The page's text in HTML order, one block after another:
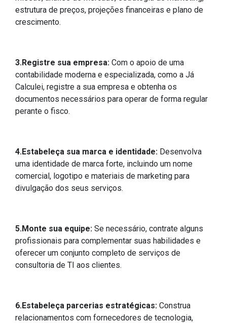
estrutura de preços, projeções financeiras e plano de
crescimento.
3.Registre sua empresa: Com o apoio de uma
contabilidade moderna e especializada, como a Já
Calculei, registre a sua empresa e obtenha os
documentos necessários para operar de forma regular
perante o fisco.
4.Estabeleça sua marca e identidade: Desenvolva
uma identidade de marca forte, incluindo um nome
comercial, logotipo e materiais de marketing para
divulgação dos seus serviços.
5.Monte sua equipe: Se necessário, contrate alguns
profissionais ​​para complementar suas habilidades e
oferecer um conjunto completo de serviços de
consultoria de TI aos clientes.
6.Estabeleça parcerias estratégicas: Construa
relacionamentos com fornecedores de tecnologia,